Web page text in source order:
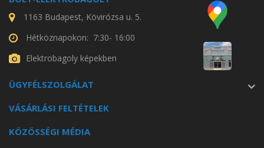
1163 Budapest, Kövirózsa u. 5.
Hétköznapokon: 7:30- 16:00
Elektrobagoly képekben
ÜGYFÉLSZOLGÁLAT
VÁSÁRLÁSI FELTÉTELEK
KÖZÖSSÉGI MÉDIA